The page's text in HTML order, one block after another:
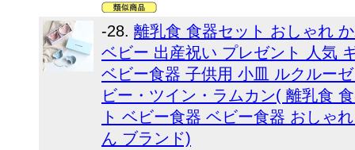
-28. 離乳食 食器セット おしゃれ
ベビー 出産祝い プレゼント 人気
ベビー食器 子供用 小皿 ルクルー
ビー・ツイン・ラムカン( 離乳食
ト ベビー食器 ベビー食器 おしゃ
ん ブランド)